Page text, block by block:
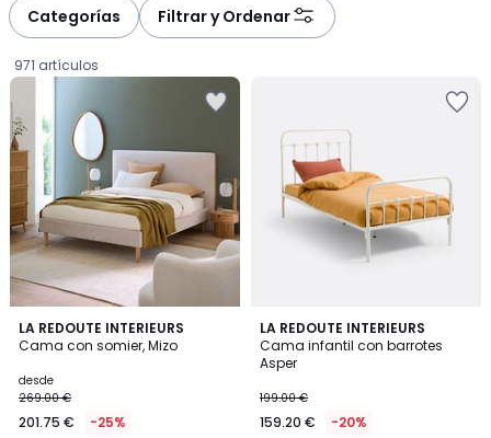
Categorías Filtrar y Ordenar
971 artículos
LA REDOUTE INTERIEURS
Cama con somier, Mizo
Precio
a
partir
desde
269.00 €
201.75 € -25%
3,9
/ 5
2
Colores
LA REDOUTE INTERIEURS
Cama infantil con barrotes
Asper
199.00 €
159.20 € -20%
4
/
5